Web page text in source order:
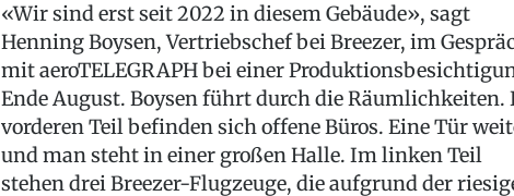
«Wir sind erst seit 2022 in diesem Gebäude», sagt
Henning Boysen, Vertriebschef bei Breezer, im
mit aeroTELEGRAPH bei einer
Ende August. Boysen führt durch die Räumlichkeiten.
vorderen Teil befinden sich offene Büros. Eine Tür
und man steht in einer großen Halle. Im linken Teil
stehen drei Breezer-Flugzeuge, die aufgrund der